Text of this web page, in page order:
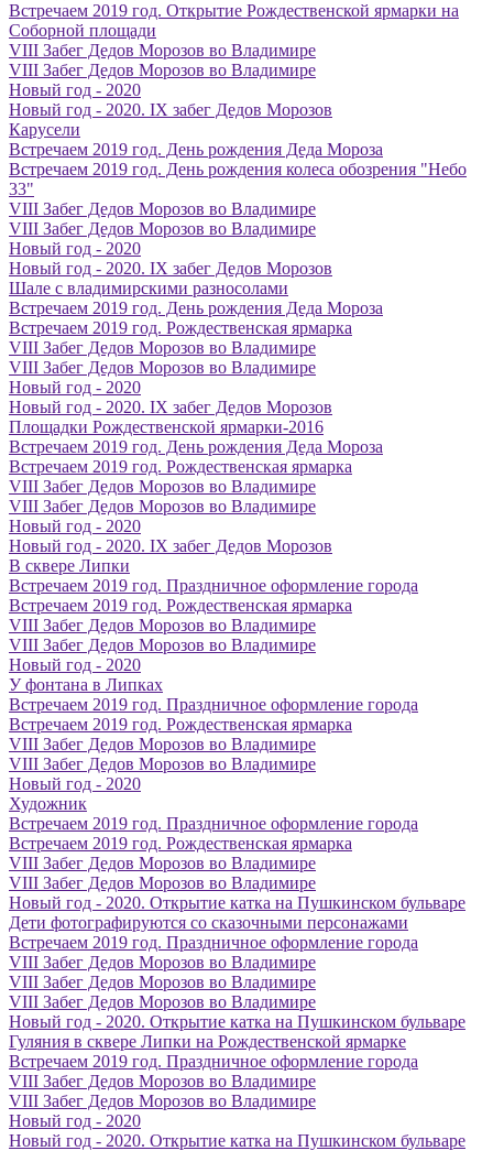
Встречаем 2019 год. Открытие Рождественской ярмарки на
Соборной площади
VIII Забег Дедов Морозов во Владимире
VIII Забег Дедов Морозов во Владимире
Новый год - 2020
Новый год - 2020. IX забег Дедов Морозов
Карусели
Встречаем 2019 год. День рождения Деда Мороза
Встречаем 2019 год. День рождения колеса обозрения "Небо
33"
VIII Забег Дедов Морозов во Владимире
VIII Забег Дедов Морозов во Владимире
Новый год - 2020
Новый год - 2020. IX забег Дедов Морозов
Шале с владимирскими разносолами
Встречаем 2019 год. День рождения Деда Мороза
Встречаем 2019 год. Рождественская ярмарка
VIII Забег Дедов Морозов во Владимире
VIII Забег Дедов Морозов во Владимире
Новый год - 2020
Новый год - 2020. IX забег Дедов Морозов
Площадки Рождественской ярмарки-2016
Встречаем 2019 год. День рождения Деда Мороза
Встречаем 2019 год. Рождественская ярмарка
VIII Забег Дедов Морозов во Владимире
VIII Забег Дедов Морозов во Владимире
Новый год - 2020
Новый год - 2020. IX забег Дедов Морозов
В сквере Липки
Встречаем 2019 год. Праздничное оформление города
Встречаем 2019 год. Рождественская ярмарка
VIII Забег Дедов Морозов во Владимире
VIII Забег Дедов Морозов во Владимире
Новый год - 2020
У фонтана в Липках
Встречаем 2019 год. Праздничное оформление города
Встречаем 2019 год. Рождественская ярмарка
VIII Забег Дедов Морозов во Владимире
VIII Забег Дедов Морозов во Владимире
Новый год - 2020
Художник
Встречаем 2019 год. Праздничное оформление города
Встречаем 2019 год. Рождественская ярмарка
VIII Забег Дедов Морозов во Владимире
VIII Забег Дедов Морозов во Владимире
Новый год - 2020. Открытие катка на Пушкинском бульваре
Дети фотографируются со сказочными персонажами
Встречаем 2019 год. Праздничное оформление города
VIII Забег Дедов Морозов во Владимире
VIII Забег Дедов Морозов во Владимире
VIII Забег Дедов Морозов во Владимире
Новый год - 2020. Открытие катка на Пушкинском бульваре
Гуляния в сквере Липки на Рождественской ярмарке
Встречаем 2019 год. Праздничное оформление города
VIII Забег Дедов Морозов во Владимире
VIII Забег Дедов Морозов во Владимире
Новый год - 2020
Новый год - 2020. Открытие катка на Пушкинском бульваре